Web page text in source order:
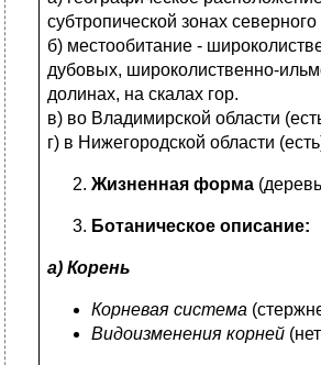
субтропической зонах
б) местообитание -
дубовых, широколиственно-
долинах, на скалах гор.
в) во Владимирской области
г) в Нижегородской области
Жизненная форма
Ботаническое описание:
а) Корень
Корневая система
Видоизменения корней